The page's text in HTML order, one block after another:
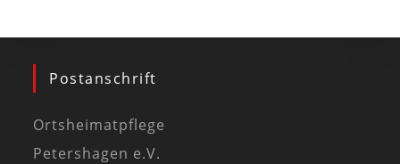
Postanschrift
Ortsheimatpflege
Petershagen e.V.